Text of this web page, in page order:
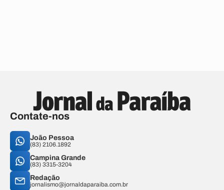
Contate-nos
João Pessoa
(83) 2106.1892
Campina Grande
(83) 3315-3204
Redação
jornalismo@jornaldaparaiba.com.br